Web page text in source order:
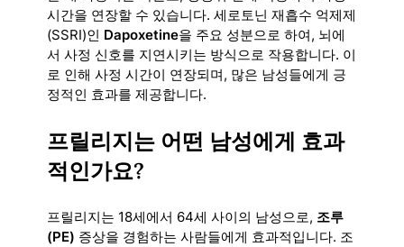
시간을 연장할 수 있습니다. 세로토닌 재흡수 억제제
(SSRI)인 Dapoxetine을 주요 성분으로 하여, 뇌에
서 사정 신호를 지연시키는 방식으로 작용합니다. 이
로 인해 사정 시간이 연장되며, 많은 남성들에게 긍
정적인 효과를 제공합니다.
프릴리지는 어떤 남성에게 효과
적인가요?
프릴리지는 18세에서 64세 사이의 남성으로, 조루
(PE) 증상을 경험하는 사람들에게 효과적입니다. 조